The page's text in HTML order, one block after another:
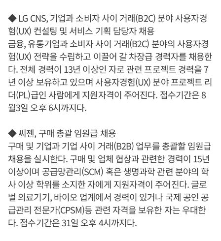
◆ LG CNS, 기업과 소비자 사이 거래(B2C) 분야 사용자경
험(UX) 컨설팅 및 서비스 기획 담당자 채용
금융, 유통기업과 소비자 사이 거래(B2C) 분야의 사용자경
험(UX) 전략을 수립하고 이끌어 갈 차장급 경력자를 채용한
다. 전체 경력이 13년 이상인 자로 관련 프로젝트 경력을 7
년 이상 보유하고 있으며 사용자경험(UX) 분야 프로젝트 리
더(PL)급인 사람에게 지원자격이 주어진다. 접수기간은 8
월3일 오후 6시까지다.
◆ 씨젠, 구매 총괄 임원급 채용
구매 및 기업과 기업 사이 거래(B2B) 업무를 총괄할 임원급
채용을 실시한다. 구매 및 업체 협상과 관련한 경력이 15년
이상이며 공급망관리(SCM) 혹은 생명과학 관련 분야의 학
사 이상 학위를 소지한 자에게 지원자격이 주어진다. 글로
벌 의료기기, 바이오 업계에서 경력이 있거나 국제 공인 공
급관리 전문가(CPSM)등 관련 자격을 보유한 자는 우대한
다. 접수기간은 31일 오후 4시까지다.